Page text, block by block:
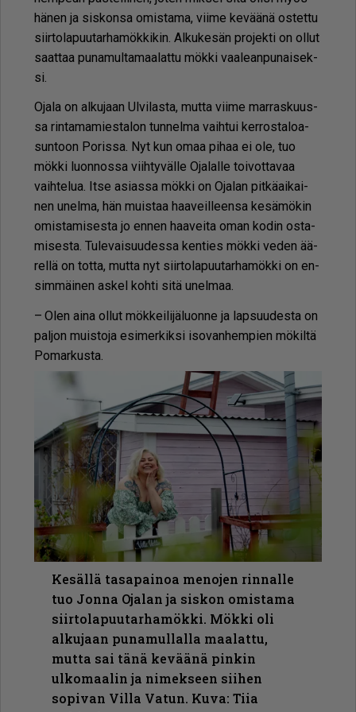
hä­nen ja sis­kon­sa omis­ta­ma, vii­me ke­vää­nä os­tet­tu
siir­to­la­puu­tar­ha­mök­ki­kin. Al­ku­ke­sän pro­jek­ti on ol­lut
saat­taa pu­na­mul­ta­maa­lat­tu mök­ki vaa­le­an­pu­nai­sek­
si.
Oja­la on al­ku­jaan Ul­vi­las­ta, mut­ta vii­me mar­ras­kuus­
sa rin­ta­ma­mies­ta­lon tun­nel­ma vaih­tui ker­ros­ta­lo­a­
sun­toon Po­ris­sa. Nyt kun omaa pi­haa ei ole, tuo
mök­ki luon­nos­sa viih­ty­väl­le Oja­lal­le toi­vot­ta­vaa
vaih­te­lua. It­se asi­as­sa mök­ki on Oja­lan pit­kä­ai­kai­
nen unel­ma, hän muis­taa haa­veil­leen­sa ke­sä­mö­kin
omis­ta­mi­ses­ta jo en­nen haa­vei­ta oman ko­din os­ta­
mi­ses­ta. Tu­le­vai­suu­des­sa ken­ties mök­ki ve­den ää­
rel­lä on tot­ta, mut­ta nyt siir­to­la­puu­tar­ha­mök­ki on en­
sim­mäi­nen as­kel koh­ti sitä unel­maa.
– Olen ai­na ol­lut mök­kei­li­jä­luon­ne ja lap­suu­des­ta on
pal­jon muis­to­ja esi­mer­kik­si iso­van­hem­pien mö­kil­tä
Po­mar­kus­ta.
Kesällä tasapainoa menojen rinnalle
tuo Jonna Ojalan ja siskon omistama
siirtolapuutarhamökki. Mökki oli
alkujaan punamullalla maalattu,
mutta sai tänä keväänä pinkin
ulkomaalin ja nimekseen siihen
sopivan Villa Vatun. Kuva: Tiia